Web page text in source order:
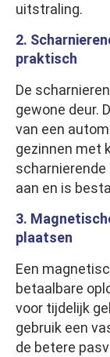
uitstraling.
2.
praktisch
De
gewone deur.
van een
gezinnen met
aan en is
3.
plaatsen
Een
betaalbare
voor tijdelijk
gebruik een
de betere